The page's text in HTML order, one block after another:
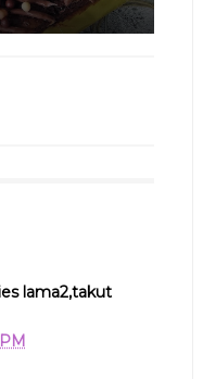
lama2,takut